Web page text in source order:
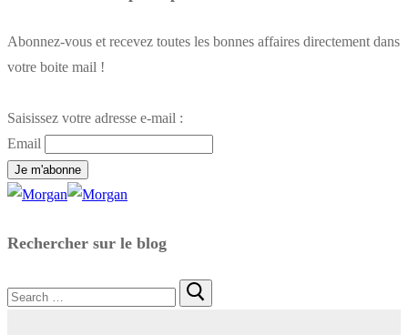
Abonnez-vous et recevez toutes les bonnes affaires directement dans
votre boite mail !
Saisissez votre adresse e-mail :
Email
Rechercher sur le blog
Rechercher